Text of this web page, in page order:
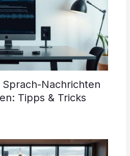
Nachrichten
Tipps & Tricks